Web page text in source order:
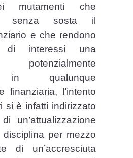
mutamenti che
senza sosta il
e che rendono
di interessi una
potenzialmente
in qualunque
finanziaria, l’intento
si è infatti indirizzato
un’attualizzazione
per mezzo
di un’accresciuta